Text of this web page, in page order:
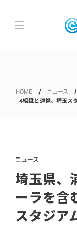
HOME ニュース
4組織と連携。埼玉ス
ニュース
埼玉県、
ーラを含
スタジア